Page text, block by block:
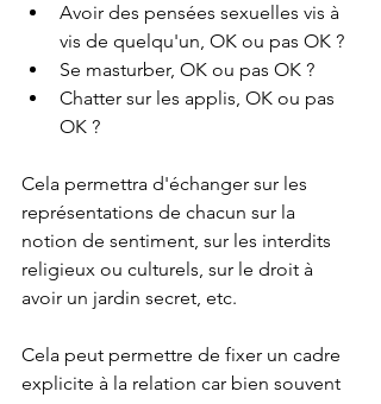
Avoir des pensées sexuelles vis à
vis de quelqu'un, OK ou pas OK ?
Se masturber, OK ou pas OK ?
Chatter sur les applis, OK ou pas
OK ?
Cela permettra d'échanger sur les
représentations de chacun sur la
notion de sentiment, sur les interdits
religieux ou culturels, sur le droit à
avoir un jardin secret, etc.
Cela peut permettre de fixer un cadre
explicite à la relation car bien souvent